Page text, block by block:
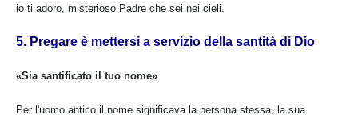
io ti adoro, misterioso Padre che sei nei cieli.
5. Pregare è mettersi a servizio della santità di Dio
«Sia santificato il tuo nome»
Per l'uomo antico il nome significava la persona stessa, la sua